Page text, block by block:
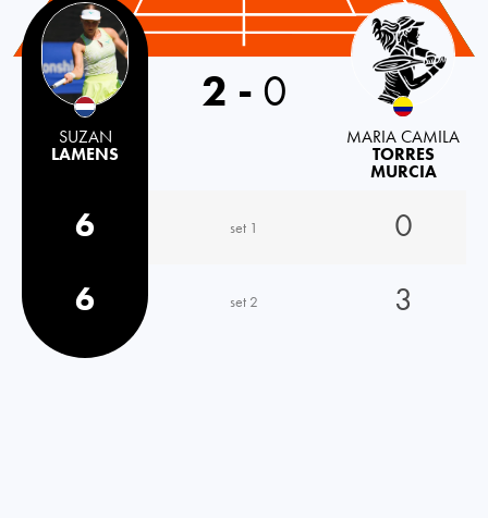
Netherlands
SUZAN
LAMENS
2 - 0
MARIA CAMILA
TORRES
MURCIA
6 set 1
0
6
set 2 3